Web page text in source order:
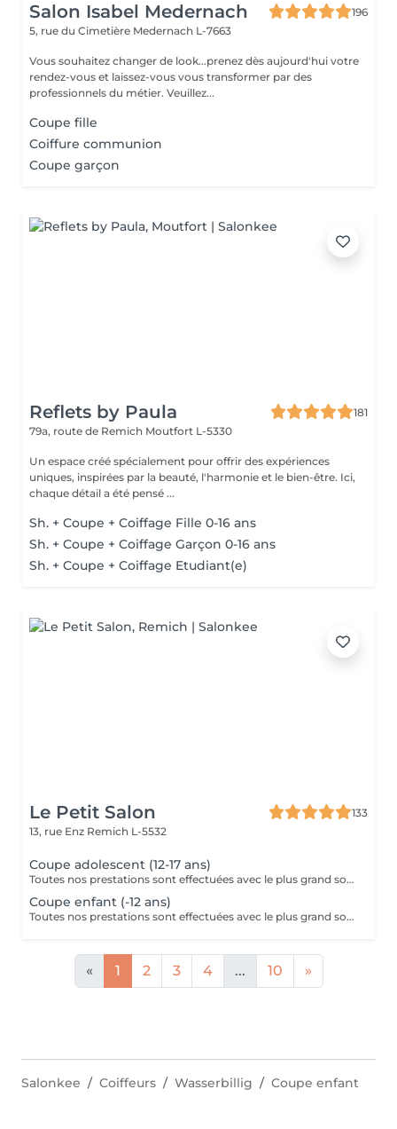
Salon Isabel Medernach
196
5, rue du Cimetière Medernach L-7663
Vous souhaitez changer de look...prenez dès aujourd'hui votre
rendez-vous et laissez-vous vous transformer par des
professionnels du métier. Veuillez...
Coupe fille
Coiffure communion
Coupe garçon
Reflets by Paula
181
79a, route de Remich Moutfort L-5330
Un espace créé spécialement pour offrir des expériences
uniques, inspirées par la beauté, l'harmonie et le bien-être. Ici,
chaque détail a été pensé ...
Sh. + Coupe + Coiffage Fille 0-16 ans
Sh. + Coupe + Coiffage Garçon 0-16 ans
Sh. + Coupe + Coiffage Etudiant(e)
Le Petit Salon
133
13, rue Enz Remich L-5532
Coupe adolescent (12-17 ans)
Toutes nos prestations sont effectuées avec le plus grand soin, accompagnées de serviettes chaudes et froides et des produits d'exception.
Coupe enfant (-12 ans)
Toutes nos prestations sont effectuées avec le plus grand soin, accompagnées de serviettes chaudes et froides et des produits d'exception.
« 1 2 3 4 ... 10 »
Salonkee Coiffeurs Wasserbillig Coupe enfant